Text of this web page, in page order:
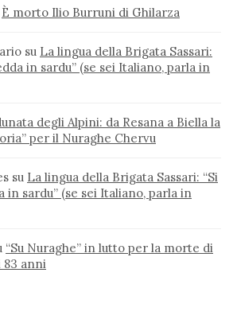
È morto Ilio Burruni di Ghilarza
su La lingua della Brigata Sassari:
in sardu” (se sei Italiano, parla in
degli Alpini: da Resana a Biella la
per il Nuraghe Chervu
su La lingua della Brigata Sassari: “Si
in sardu” (se sei Italiano, parla in
“Su Nuraghe” in lutto per la morte di
83 anni